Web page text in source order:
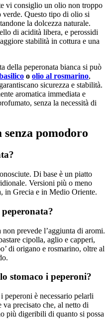
vi consiglio un olio non troppo
verde. Questo tipo di olio si
la dolcezza naturale.
di acidità libera, e perossidi
stabilità in cottura e una
della peperonata bianca si può
o olio al rosmarino,
sicurezza e stabilità.
aromatica immediata e
senza la necessità di
pomodoro
Di base è un piatto
Versioni più o meno
in Grecia e in Medio Oriente.
prevede l’aggiunta di aromi.
cipolla, aglio e capperi,
di origano e rosmarino, oltre al
stomaco i peperoni?
peperoni è necessario pelarli
precisato che, al netto di
più digeribili di quanto si possa